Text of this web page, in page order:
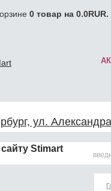
0 товар на 0.0RUR.
ул.
Stimart